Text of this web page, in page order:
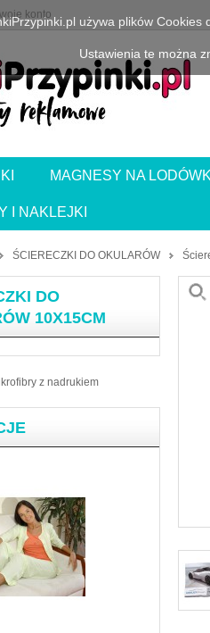
konto
MAGNESY NA
I NAKLEJKI
ŚCIERECZKI DO OKULARÓW
DO
10X15CM
używa plików
Ustawienia te można